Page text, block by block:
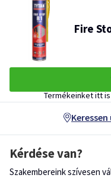
Fire
Termékeinket itt
Kérdése van?
Szakembereink szívesen